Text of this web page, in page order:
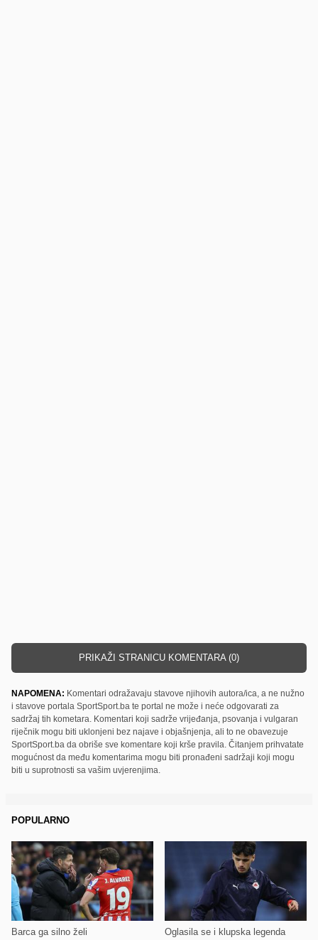
PRIKAŽI STRANICU KOMENTARA (0)
NAPOMENA: Komentari odražavaju stavove njihovih autora/ica, a ne nužno
i stavove portala SportSport.ba te portal ne može i neće odgovarati za
sadržaj tih kometara. Komentari koji sadrže vrijeđanja, psovanja i vulgaran
riječnik mogu biti uklonjeni bez najave i objašnjenja, ali to ne obavezuje
SportSport.ba da obriše sve komentare koji krše pravila. Čitanjem prihvatate
mogućnost da među komentarima mogu biti pronađeni sadržaji koji mogu
biti u suprotnosti sa vašim uvjerenjima.
POPULARNO
Barca ga silno želi Oglasila se i klupska legenda